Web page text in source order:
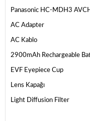
Panasonic HC-MDH3
AC Adapter
AC Kablo
2900mAh Rechargeable
EVF Eyepiece Cup
Lens Kapağı
Light Diffusion Filter